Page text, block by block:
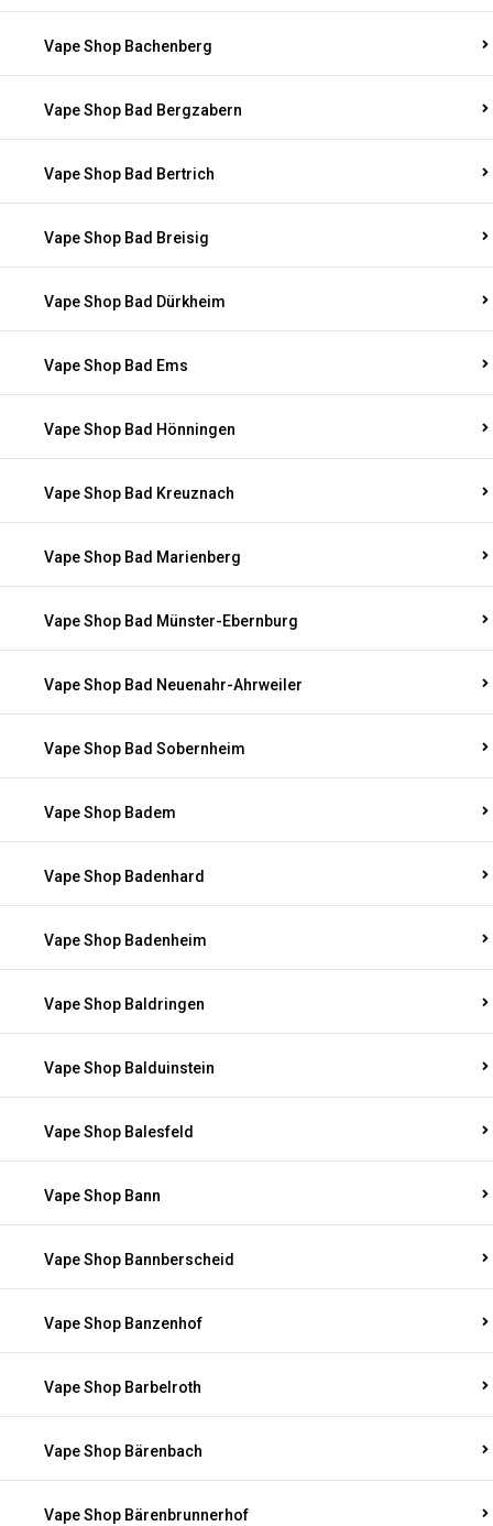
Vape Shop Bachenberg
Vape Shop Bad Bergzabern
Vape Shop Bad Bertrich
Vape Shop Bad Breisig
Vape Shop Bad Dürkheim
Vape Shop Bad Ems
Vape Shop Bad Hönningen
Vape Shop Bad Kreuznach
Vape Shop Bad Marienberg
Vape Shop Bad Münster-Ebernburg
Vape Shop Bad Neuenahr-Ahrweiler
Vape Shop Bad Sobernheim
Vape Shop Badem
Vape Shop Badenhard
Vape Shop Badenheim
Vape Shop Baldringen
Vape Shop Balduinstein
Vape Shop Balesfeld
Vape Shop Bann
Vape Shop Bannberscheid
Vape Shop Banzenhof
Vape Shop Barbelroth
Vape Shop Bärenbach
Vape Shop Bärenbrunnerhof